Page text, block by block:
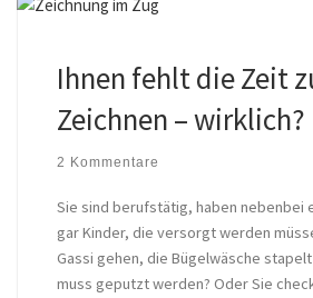
Ihnen fehlt die Zeit
Zeichnen – wirklich?
2 Kommentare
Sie sind berufstätig, haben nebenbei
gar Kinder, die versorgt werden
Gassi gehen, die Bügelwäsche
muss geputzt werden? Oder Sie